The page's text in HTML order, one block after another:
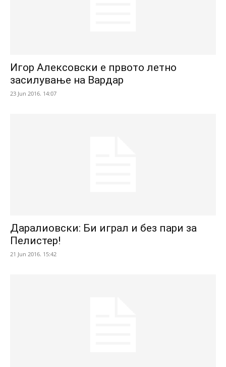
Игор Алексовски е првото летно
засилување на Вардар
23 Jun 2016. 14:07
Даралиовски: Би играл и без пари за
Пелистер!
21 Jun 2016. 15:42